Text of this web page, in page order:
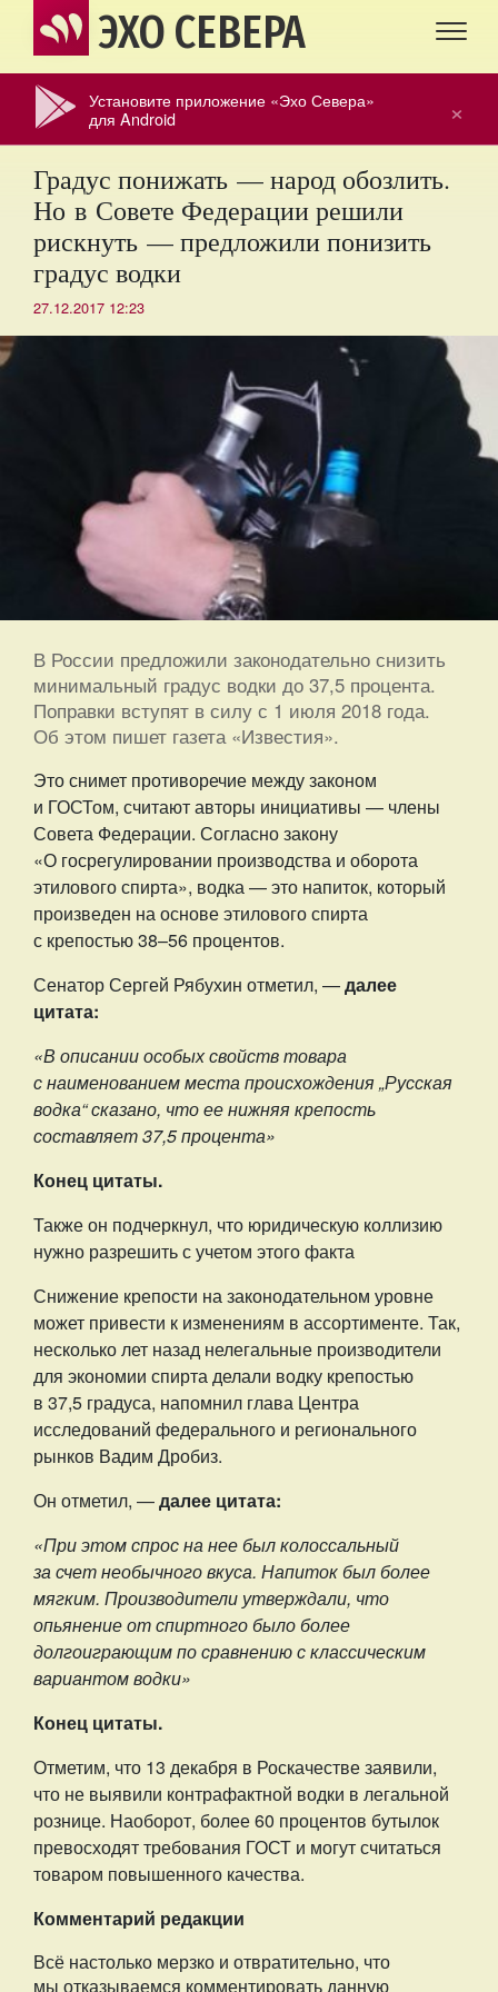
ЭХО СЕВЕРА
×
Установите приложение «Эхо Севера»
для Android
Градус понижать — народ обозлить.
Но в Совете Федерации решили
рискнуть — предложили понизить
градус водки
27.12.2017 12:23
В России предложили законодательно снизить
минимальный градус водки до 37,5 процента.
Поправки вступят в силу с 1 июля 2018 года.
Об этом пишет газета «Известия».
Это снимет противоречие между законом
и ГОСТом, считают авторы инициативы — члены
Совета Федерации. Согласно закону
«О госрегулировании производства и оборота
этилового спирта», водка — это напиток, который
произведен на основе этилового спирта
с крепостью 38–56 процентов.
Сенатор Сергей Рябухин отметил, —далее
цитата:
«В описании особых свойств товара
с наименованием места происхождения „Русская
водка“ сказано, что ее нижняя крепость
составляет 37,5 процента»
Конец цитаты.
Также он подчеркнул, что юридическую коллизию
нужно разрешить с учетом этого факта
Снижение крепости на законодательном уровне
может привести к изменениям в ассортименте. Так,
несколько лет назад нелегальные производители
для экономии спирта делали водку крепостью
в 37,5 градуса, напомнил глава Центра
исследований федерального и регионального
рынков Вадим Дробиз.
Он отметил, —далее цитата:
«При этом спрос на нее был колоссальный
за счет необычного вкуса. Напиток был более
мягким. Производители утверждали, что
опьянение от спиртного было более
долгоиграющим по сравнению с классическим
вариантом водки»
Конец цитаты.
Отметим, что 13 декабря в Роскачестве заявили,
что не выявили контрафактной водки в легальной
рознице. Наоборот, более 60 процентов бутылок
превосходят требования ГОСТ и могут считаться
товаром повышенного качества.
Комментарий редакции
Всё настолько мерзко и отвратительно, что
мы отказываемся комментировать данную